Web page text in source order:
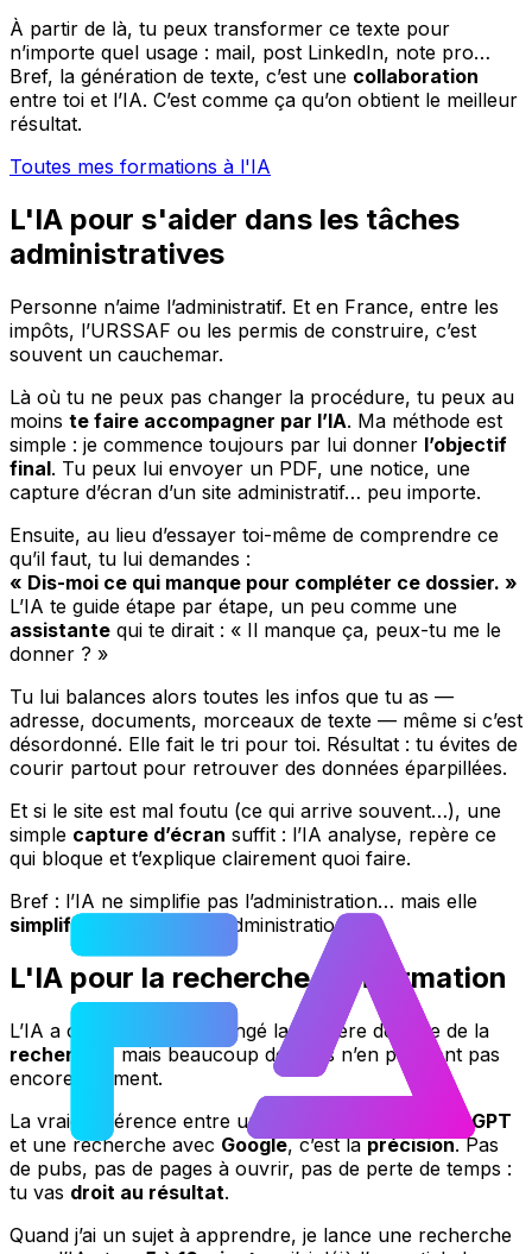
À partir de là, tu peux transformer ce texte pour
n’importe quel usage : mail, post LinkedIn, note pro…
Bref, la génération de texte, c’est une collaboration
entre toi et l’IA. C’est comme ça qu’on obtient le meilleur
résultat.
Toutes mes formations à l'IA
L'IA pour s'aider dans les tâches
administratives
Personne n’aime l’administratif. Et en France, entre les
impôts, l’URSSAF ou les permis de construire, c’est
souvent un cauchemar.
Là où tu ne peux pas changer la procédure, tu peux au
moins te faire accompagner par l’IA. Ma méthode est
simple : je commence toujours par lui donner l’objectif
final. Tu peux lui envoyer un PDF, une notice, une
capture d’écran d’un site administratif… peu importe.
Ensuite, au lieu d’essayer toi-même de comprendre ce
qu’il faut, tu lui demandes :
« Dis-moi ce qui manque pour compléter ce dossier. »
L’IA te guide étape par étape, un peu comme une
assistante qui te dirait : « Il manque ça, peux-tu me le
donner ? »
Tu lui balances alors toutes les infos que tu as —
adresse, documents, morceaux de texte — même si c’est
désordonné. Elle fait le tri pour toi. Résultat : tu évites de
courir partout pour retrouver des données éparpillées.
Et si le site est mal foutu (ce qui arrive souvent…), une
simple capture d’écran suffit : l’IA analyse, repère ce
qui bloque et t’explique clairement quoi faire.
Bref : l’IA ne simplifie pas l’administration… mais elle
simplifie ta vie
face à l’administration.
L'IA pour la recherche d'information
L’IA a complètement changé la manière de faire de la
recherche
, mais beaucoup de gens n’en profitent pas
encore vraiment.
La vraie différence entre une recherche avec
ChatGPT
et une recherche avec Google, c’est laprécision. Pas
de pubs, pas de pages à ouvrir, pas de perte de temps :
tu vas droit au résultat.
Quand j’ai un sujet à apprendre, je lance une recherche